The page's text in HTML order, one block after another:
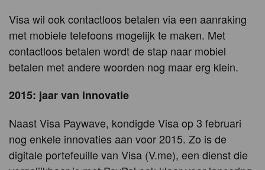
Visa wil ook contactloos betalen via een aanraking
met mobiele telefoons mogelijk te maken. Met
contactloos betalen wordt de stap naar mobiel
betalen met andere woorden nog maar erg klein.
2015: jaar van innovatie
Naast Visa Paywave, kondigde Visa op 3 februari
nog enkele innovaties aan voor 2015. Zo is de
digitale portefeuille van Visa (V.me), een dienst die